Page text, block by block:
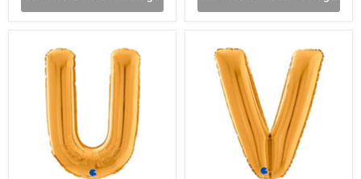
Riesenbuchstabe
Folienballon
26"/66cm
Riesenbuchstabe
Folienballon
26"/66cm